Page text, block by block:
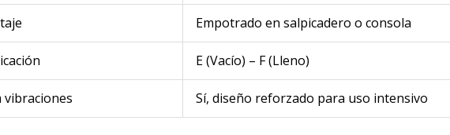
Empotrado en salpicadero o consola
E (Vacío) – F (Lleno)
vibraciones Sí, diseño reforzado para uso intensivo